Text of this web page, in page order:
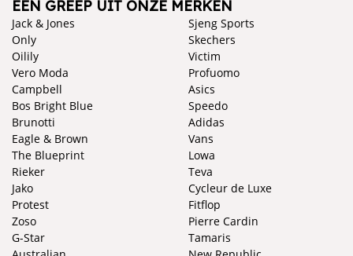
EEN GREEP UIT ONZE MERKEN
Jack & Jones
Only
Oilily
Vero Moda
Campbell
Bos Bright Blue
Brunotti
Eagle & Brown
The Blueprint
Rieker
Jako
Protest
Zoso
Sjeng Sports
Skechers
Victim
Profuomo
Asics
Speedo
Adidas
Vans
Lowa
Teva
Cycleur de Luxe
Fitflop
Pierre Cardin
G-Star
Tamaris